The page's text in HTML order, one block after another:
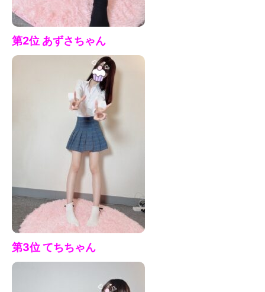
第2位 あずさちゃん
第3位 てちちゃん